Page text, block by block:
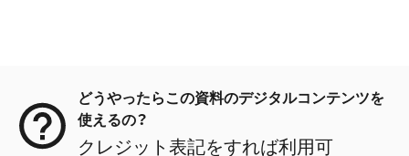
どうやったらこの資料のデジタルコンテンツを
使えるの？
クレジット表記をすれば利用可